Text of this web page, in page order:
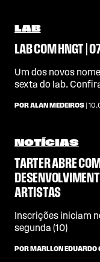
LAB
LAB COM HNGT |
Um dos novos
sexta do lab.
POR ALAN MEDEIROS |
NOTÍCIAS
TARTER ABRE
ARTISTAS
Inscrições iniciam
segunda (10)
POR MARLLON EDUARDO